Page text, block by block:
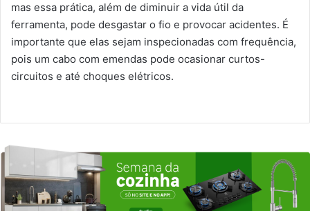
mas essa prática, além de diminuir a vida útil da
ferramenta, pode desgastar o fio e provocar acidentes. É
importante que elas sejam inspecionadas com frequência,
pois um cabo com emendas pode ocasionar curtos-
circuitos e até choques elétricos.